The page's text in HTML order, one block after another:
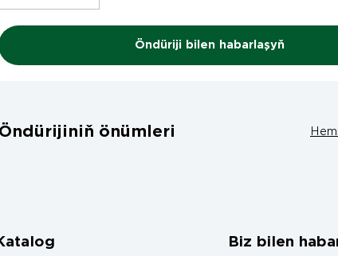
Öndüriji bilen habarlaşyň
Öndürijiniň önümleri
Biz bilen